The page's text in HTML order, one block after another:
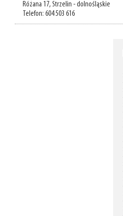
Różana 17, Strzelin - dolnośląskie
Telefon: 604 503 616